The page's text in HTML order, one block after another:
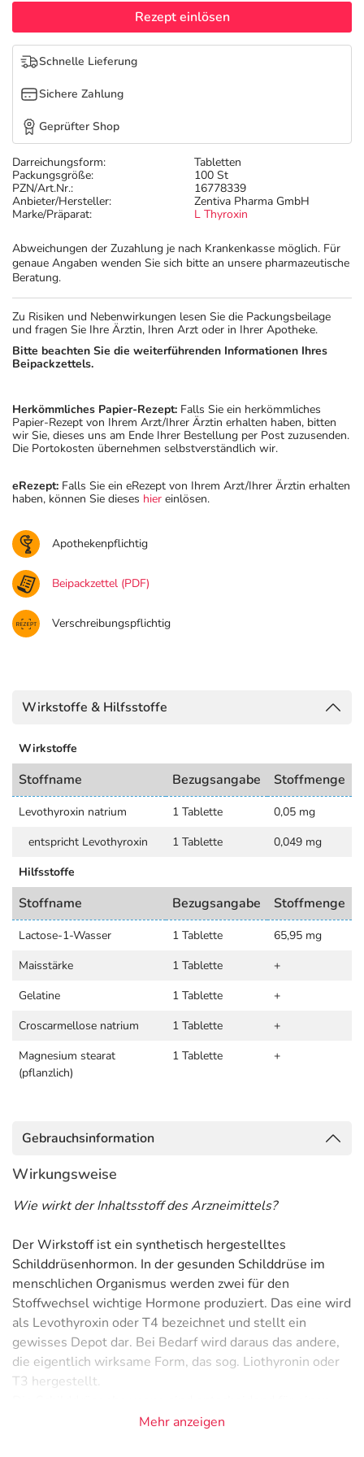
Tierapotheke
Vitamine & Mineralstoffe
Marken
Salus Deals
Darreichungsform:
Tabletten
Packungsgröße:
100 St
PZN/Art.Nr.:
16778339
Anbieter/Hersteller:
Zentiva Pharma GmbH
Marke/Präparat:
L Thyroxin
Abweichungen der Zuzahlung je nach Krankenkasse möglich. Für
genaue Angaben wenden Sie sich bitte an unsere pharmazeutische
Beratung.
Rezept einlösen
Schnelle Lieferung
Sichere Zahlung
Geprüfter Shop
Zu Risiken und Nebenwirkungen lesen Sie die Packungsbeilage
und fragen Sie Ihre Ärztin, Ihren Arzt oder in Ihrer Apotheke.
Bitte beachten Sie die weiterführenden Informationen Ihres
Beipackzettels.
Herkömmliches Papier-Rezept: Falls Sie ein herkömmliches
Papier-Rezept von Ihrem Arzt/Ihrer Ärztin erhalten haben, bitten
wir Sie, dieses uns am Ende Ihrer Bestellung per Post zuzusenden.
Die Portokosten übernehmen selbstverständlich wir.
eRezept: Falls Sie ein eRezept von Ihrem Arzt/Ihrer Ärztin erhalten
haben, können Sie dieses hier einlösen.
Apothekenpflichtig
Beipackzettel (PDF)
Verschreibungspflichtig
Wirkstoffe & Hilfsstoffe
Wirkstoffe
Stoffname Bezugsangabe Stoffmenge
Levothyroxin natrium 1 Tablette
0,05 mg
entspricht Levothyroxin
1 Tablette
0,049 mg
Hilfsstoffe
Stoffname Bezugsangabe Stoffmenge
Lactose-1-Wasser 1 Tablette
65,95 mg
Maisstärke
1 Tablette
+
Gelatine
1 Tablette
+
Croscarmellose natrium
1 Tablette
+
Magnesium stearat
(pflanzlich)
1 Tablette +
Gebrauchsinformation
Wirkungsweise
Wie wirkt der Inhaltsstoff des Arzneimittels?
Der Wirkstoff ist ein synthetisch hergestelltes
Schilddrüsenhormon. In der gesunden Schilddrüse im
menschlichen Organismus werden zwei für den
Stoffwechsel wichtige Hormone produziert. Das eine wird
als Levothyroxin oder T4 bezeichnet und stellt ein
gewisses Depot dar. Bei Bedarf wird daraus das andere,
die eigentlich wirksame Form, das sog. Liothyronin oder
T3 hergestellt.
funktionierenden Stoffwechsel des menschlichen
Mehr anzeigen